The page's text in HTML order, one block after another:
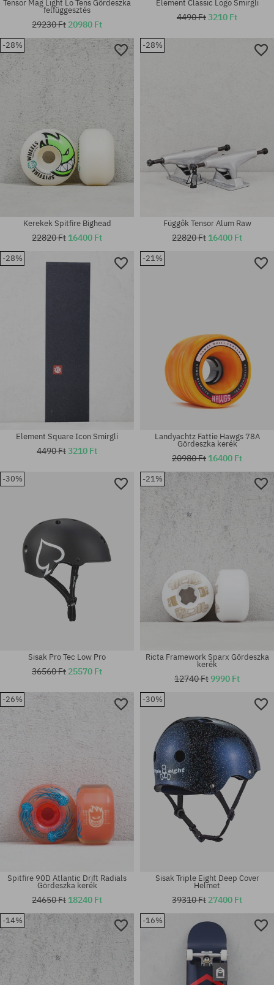
Elérhető méretek:
8.07; 8.25
Elérhető méretek:
Tensor Mag Light Lo Tens Gördeszka
felfüggesztés
29230 Ft 20980 Ft
Element Classic Logo Smirgli
4490 Ft3210 Ft
-28%
Kerekek Spitfire Bighead
22820 Ft 16400 Ft
-28%
Elérhető méretek:
8.07
Függők Tensor Alum Raw
22820 Ft 16400 Ft
-28%
univerzális méret
Element Square Icon Smirgli
4490 Ft3210 Ft
-21%
Elérhető méretek:
Landyachtz Fattie Hawgs 78A
Gördeszka kerék
20980 Ft 16400 Ft
-30%
Elérhető méretek:
L-XL; S-M; XS-S
Sisak Pro Tec Low Pro
36560 Ft 25570 Ft
-21%
Elérhető méretek:
Ricta Framework Sparx Gördeszka
kerék
12740 Ft9990 Ft
-26%
Spitfire 90D Atlantic Drift Radials
Gördeszka kerék
24650 Ft 18240 Ft
-30%
Sisak Triple Eight Deep Cover
Helmet
39310 Ft 27400 Ft
-14% -16%